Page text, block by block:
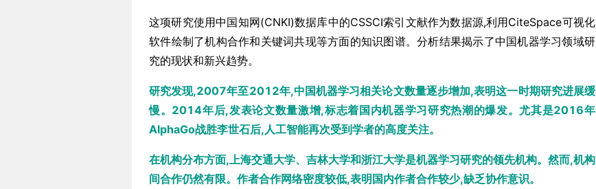
这项研究使用中国知网(CNKI)数据库中的CSSCI索引文献作为数据源,利用CiteSpace可视化
软件绘制了机构合作和关键词共现等方面的知识图谱。分析结果揭示了中国机器学习领域研
究的现状和新兴趋势。
研究发现,2007年至2012年,中国机器学习相关论文数量逐步增加,表明这一时期研究进展缓
慢。2014年后,发表论文数量激增,标志着国内机器学习研究热潮的爆发。尤其是2016年
AlphaGo战胜李世石后,人工智能再次受到学者的高度关注。
在机构分布方面,上海交通大学、吉林大学和浙江大学是机器学习研究的领先机构。然而,机构
间合作仍然有限。作者合作网络密度较低,表明国内作者合作较少,缺乏协作意识。